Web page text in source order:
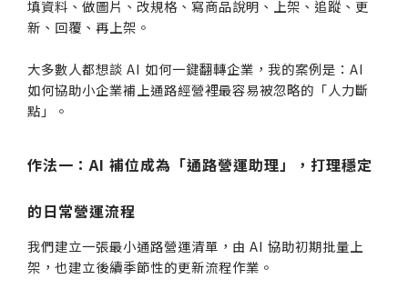
填資料、做圖片、改規格、寫商品說明、上架、追蹤、更
新、回覆、再上架。
大多數人都想談 AI 如何一鍵翻轉企業，我的案例是：AI
如何協助小企業補上通路經營裡最容易被忽略的「人力斷
點」。
作法一：AI 補位成為「通路營運助理」，打理穩定
的日常營運流程
我們建立一張最小通路營運清單，由 AI 協助初期批量上
架，也建立後續季節性的更新流程作業。